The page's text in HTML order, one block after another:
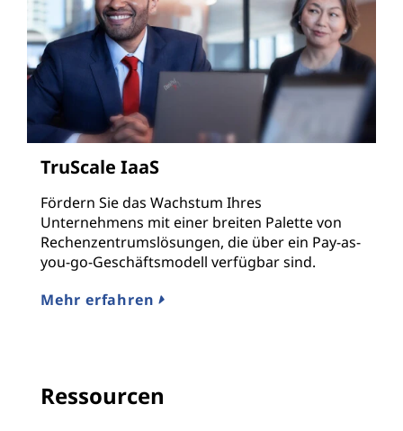
TruScale IaaS
Fördern Sie das Wachstum Ihres
Unternehmens mit einer breiten Palette von
Rechenzentrumslösungen, die über ein Pay-as-
you-go-Geschäftsmodell verfügbar sind.
Mehr erfahren
Ressourcen